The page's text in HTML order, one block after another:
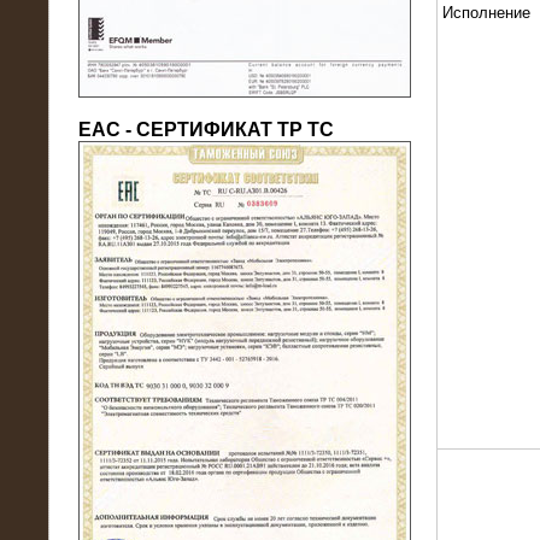
22.05.2016
Нагрузочный модуль в контейнере
10 МВт (0,4 кВ - напряжение)
ЕАС - СЕРТИФИКАТ ТР ТС
Исполнение